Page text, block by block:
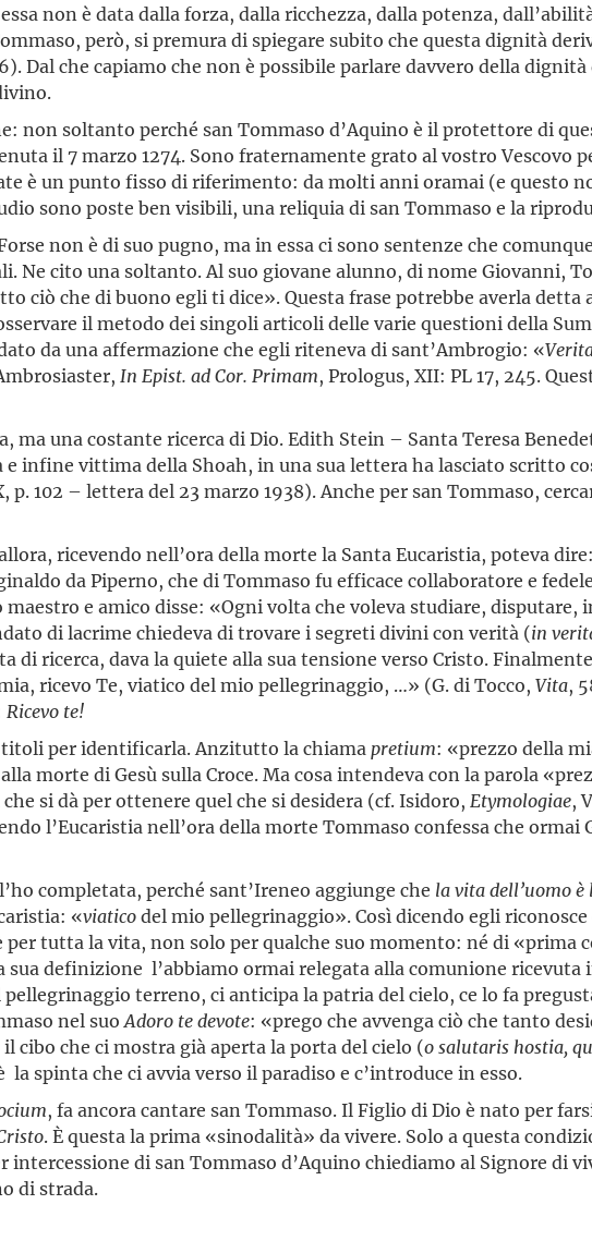
non è data dalla forza, dalla ricchezza, dalla potenza,
però, si premura di spiegare subito che questa dignità
Dal che capiamo che non è possibile parlare davvero della dignità
non soltanto perché san Tommaso d’Aquino è il protettore di
il 7 marzo 1274. Sono fraternamente grato al vostro Vescovo
è un punto fisso di riferimento: da molti anni oramai (e questo
sono poste ben visibili, una reliquia di san Tommaso e la
non è di suo pugno, ma in essa ci sono sentenze che
Ne cito una soltanto. Al suo giovane alunno, di nome Giovanni,
ciò che di buono egli ti dice». Questa frase potrebbe averla detta
il metodo dei singoli articoli delle varie questioni della
da una affermazione che egli riteneva di sant’Ambrogio: «
In Epist. ad Cor. Primam, Prologus, XII: PL 17, 245.
ma una costante ricerca di Dio. Edith Stein – Santa Teresa
infine vittima della Shoah, in una sua lettera ha lasciato scritto
p. 102 – lettera del 23 marzo 1938). Anche per san Tommaso,
ricevendo nell’ora della morte la Santa Eucaristia, poteva
da Piperno, che di Tommaso fu efficace collaboratore e
e amico disse: «Ogni volta che voleva studiare, disputare,
di lacrime chiedeva di trovare i segreti divini con verità (in
di ricerca, dava la quiete alla sua tensione verso Cristo.
ricevo Te, viatico del mio pellegrinaggio, …» (G. di Tocco, Vita,
Ricevo te!
titoli per identificarla. Anzitutto la chiama pretium: «prezzo della
morte di Gesù sulla Croce. Ma cosa intendeva con la parola
si dà per ottenere quel che si desidera (cf. Isidoro, Etymologiae,
l’Eucaristia nell’ora della morte Tommaso confessa che ormai
completata, perché sant’Ireneo aggiunge che la vita dell’uomo
«viaticodel mio pellegrinaggio». Così dicendo egli riconosce
per tutta la vita, non solo per qualche suo momento: né di «prima
sua definizione l’abbiamo ormai relegata alla comunione ricevuta
terreno, ci anticipa la patria del cielo, ce lo fa
nel suo Adoro te devote: «prego che avvenga ciò che tanto
cibo che ci mostra già aperta la porta del cielo (o salutaris hostia,
la spinta che ci avvia verso il paradiso e c’introduce in esso.
, fa ancora cantare san Tommaso. Il Figlio di Dio è nato per
. È questa la prima «sinodalità» da vivere. Solo a questa
di san Tommaso d’Aquino chiediamo al Signore di
di strada.